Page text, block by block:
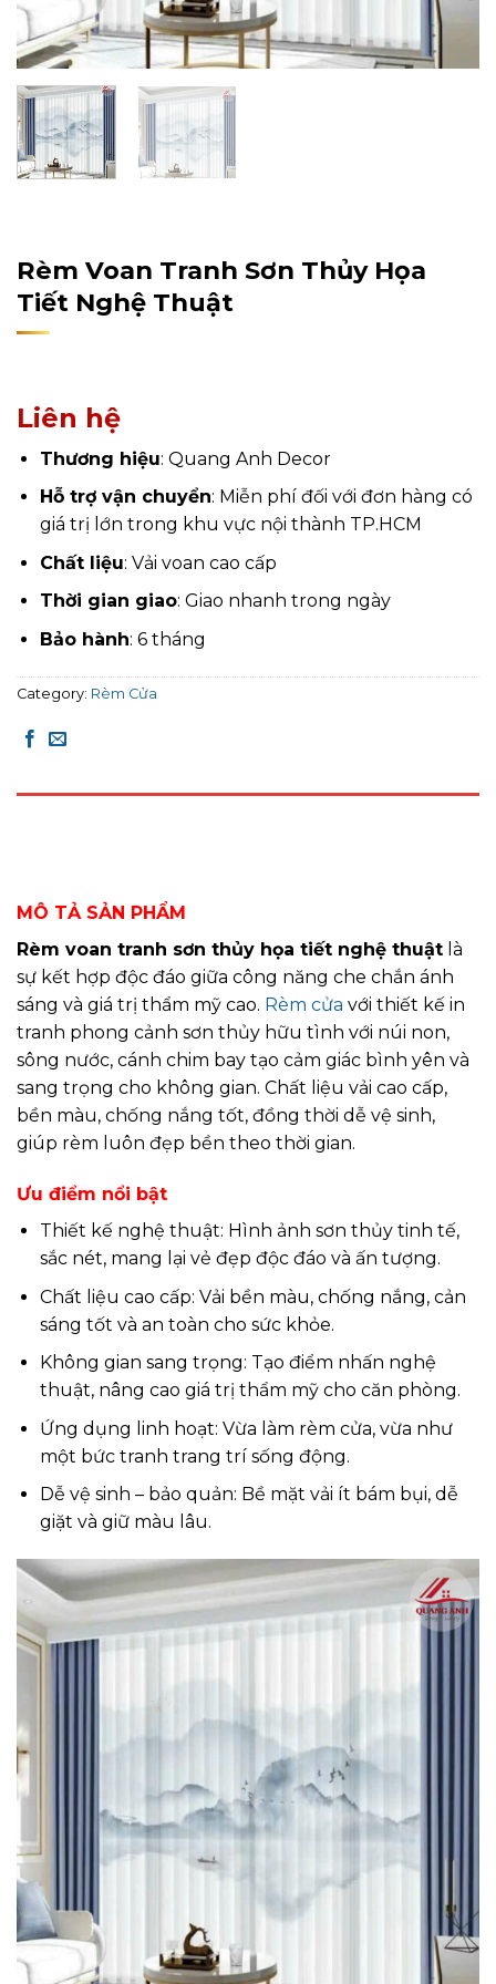
Rèm Voan Tranh Sơn Thủy Họa
Tiết Nghệ Thuật
Liên hệ
Thương hiệu: Quang Anh Decor
Hỗ trợ vận chuyển: Miễn phí đối với đơn hàng có
giá trị lớn trong khu vực nội thành TP.HCM
Chất liệu: Vải voan cao cấp
Thời gian giao: Giao nhanh trong ngày
Bảo hành: 6 tháng
Category: Rèm Cửa
MÔ TẢ SẢN PHẨM
Rèm voan tranh sơn thủy họa tiết nghệ thuật là
sự kết hợp độc đáo giữa công năng che chắn ánh
sáng và giá trị thẩm mỹ cao. Rèm cửa với thiết kế in
tranh phong cảnh sơn thủy hữu tình với núi non,
sông nước, cánh chim bay tạo cảm giác bình yên và
sang trọng cho không gian. Chất liệu vải cao cấp,
bền màu, chống nắng tốt, đồng thời dễ vệ sinh,
giúp rèm luôn đẹp bền theo thời gian.
Ưu điểm nổi bật
Thiết kế nghệ thuật: Hình ảnh sơn thủy tinh tế,
sắc nét, mang lại vẻ đẹp độc đáo và ấn tượng.
Chất liệu cao cấp: Vải bền màu, chống nắng, cản
sáng tốt và an toàn cho sức khỏe.
Không gian sang trọng: Tạo điểm nhấn nghệ
thuật, nâng cao giá trị thẩm mỹ cho căn phòng.
Ứng dụng linh hoạt: Vừa làm rèm cửa, vừa như
một bức tranh trang trí sống động.
Dễ vệ sinh – bảo quản: Bề mặt vải ít bám bụi, dễ
giặt và giữ màu lâu.